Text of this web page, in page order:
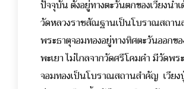
ปัจจุบัน ตั้งอยู่ทางตะวันตกของเวียงน้ำ
วัดหลวงราชสัณฐานเป็นโบราณสถาน
พระธาตุจอมทองอยู่ทางทิศตะวันออกข
พะเยา ไม่ไกลจากวัดศรีโคมคำ มีวัดพร
จอมทองเป็นโบราณสถานสำคัญ เวียง